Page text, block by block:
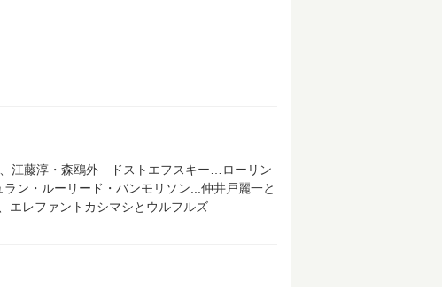
江藤淳・森鴎外 ドストエフスキー…ローリン
ン・ルーリード・バンモリソン...仲井戸麗一と
エレファントカシマシとウルフルズ